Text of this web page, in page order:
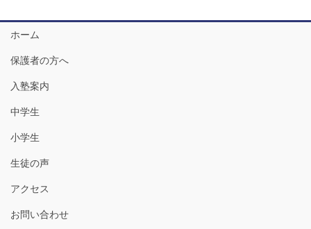
ホーム
保護者の方へ
入塾案内
中学生
小学生
生徒の声
アクセス
お問い合わせ